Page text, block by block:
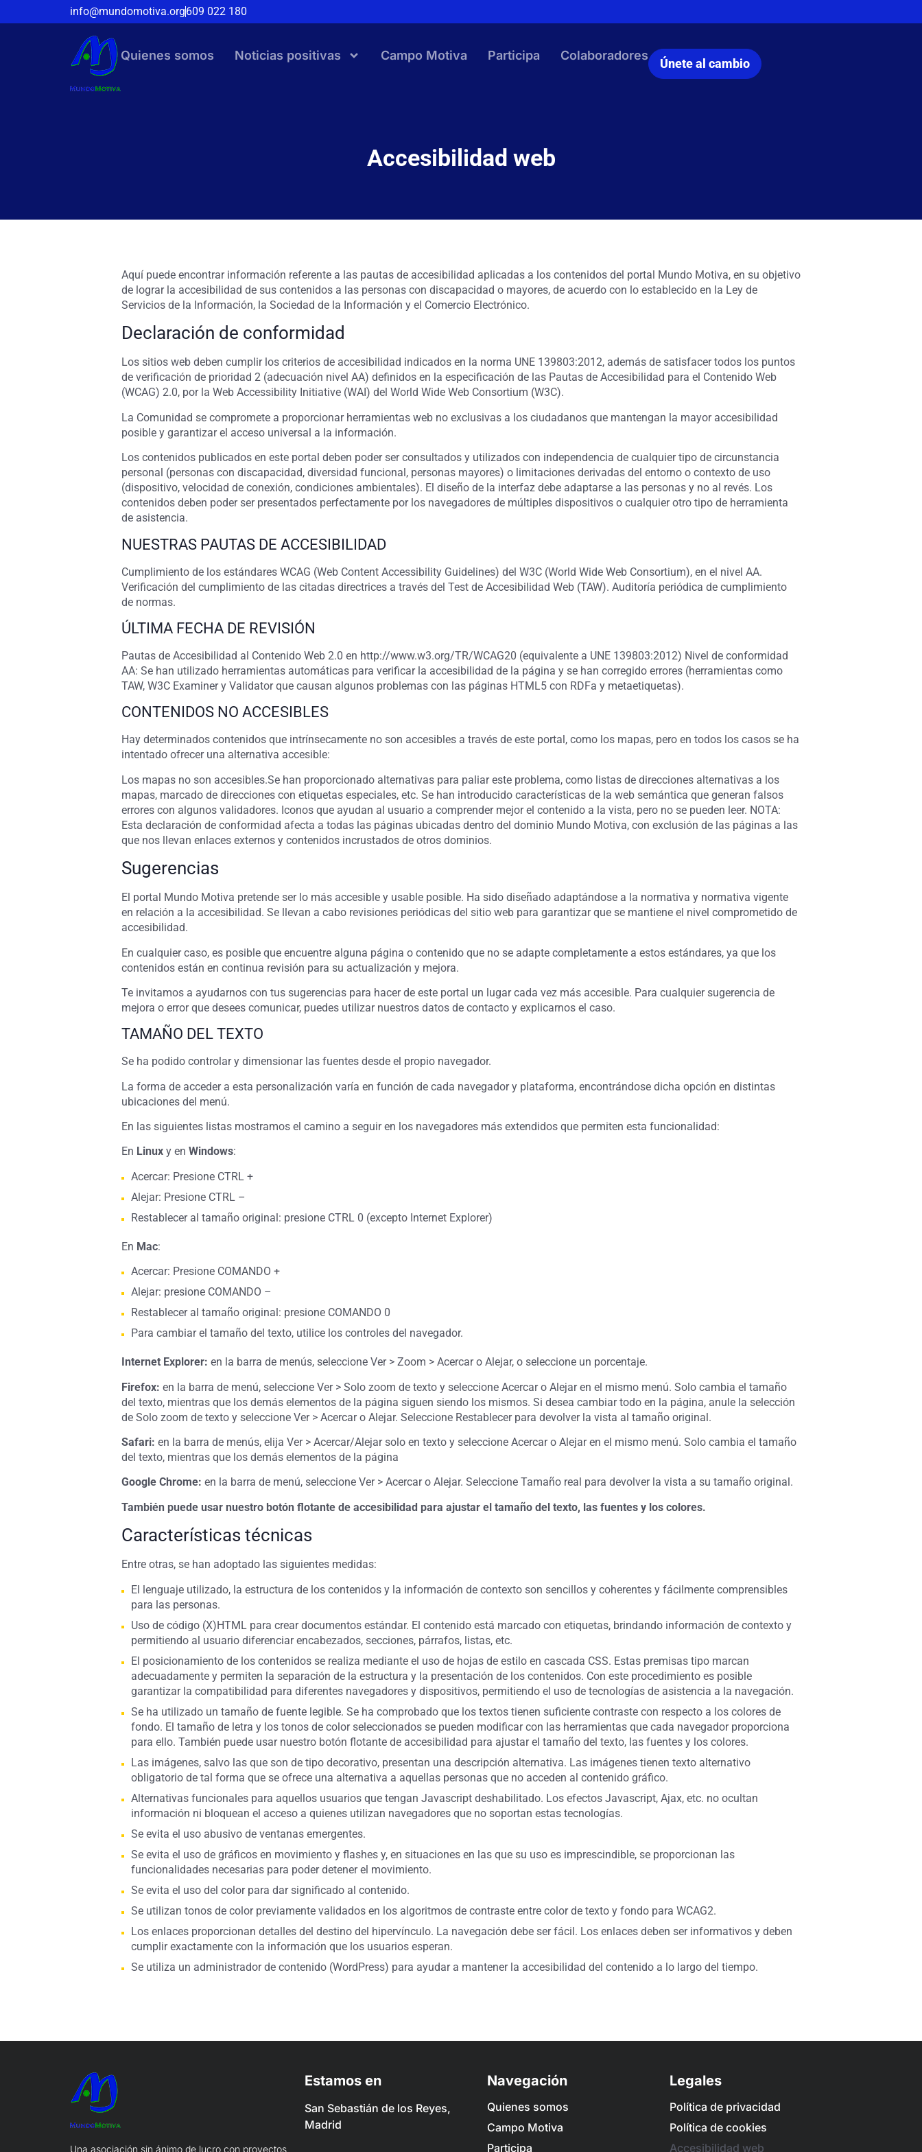
info@mundomotiva.org609 022 180
Quienes somos Noticias positivas Campo Motiva Participa Colaboradores
Únete al cambio
Accesibilidad web
Aquí puede encontrar información referente a las pautas de accesibilidad aplicadas a los contenidos del portal Mundo Motiva, en su objetivo
de lograr la accesibilidad de sus contenidos a las personas con discapacidad o mayores, de acuerdo con lo establecido en la Ley de
Servicios de la Información, la Sociedad de la Información y el Comercio Electrónico.
Declaración de conformidad
Los sitios web deben cumplir los criterios de accesibilidad indicados en la norma UNE 139803:2012, además de satisfacer todos los puntos
de verificación de prioridad 2 (adecuación nivel AA) definidos en la especificación de las Pautas de Accesibilidad para el Contenido Web
(WCAG) 2.0, por la Web Accessibility Initiative (WAI) del World Wide Web Consortium (W3C).
La Comunidad se compromete a proporcionar herramientas web no exclusivas a los ciudadanos que mantengan la mayor accesibilidad
posible y garantizar el acceso universal a la información.
Los contenidos publicados en este portal deben poder ser consultados y utilizados con independencia de cualquier tipo de circunstancia
personal (personas con discapacidad, diversidad funcional, personas mayores) o limitaciones derivadas del entorno o contexto de uso
(dispositivo, velocidad de conexión, condiciones ambientales). El diseño de la interfaz debe adaptarse a las personas y no al revés. Los
contenidos deben poder ser presentados perfectamente por los navegadores de múltiples dispositivos o cualquier otro tipo de herramienta
de asistencia.
NUESTRAS PAUTAS DE ACCESIBILIDAD
Cumplimiento de los estándares WCAG (Web Content Accessibility Guidelines) del W3C (World Wide Web Consortium), en el nivel AA.
Verificación del cumplimiento de las citadas directrices a través del Test de Accesibilidad Web (TAW). Auditoría periódica de cumplimiento
de normas.
ÚLTIMA FECHA DE REVISIÓN
Pautas de Accesibilidad al Contenido Web 2.0 en http://www.w3.org/TR/WCAG20 (equivalente a UNE 139803:2012) Nivel de conformidad
AA: Se han utilizado herramientas automáticas para verificar la accesibilidad de la página y se han corregido errores (herramientas como
TAW, W3C Examiner y Validator que causan algunos problemas con las páginas HTML5 con RDFa y metaetiquetas).
CONTENIDOS NO ACCESIBLES
Hay determinados contenidos que intrínsecamente no son accesibles a través de este portal, como los mapas, pero en todos los casos se ha
intentado ofrecer una alternativa accesible:
Los mapas no son accesibles.Se han proporcionado alternativas para paliar este problema, como listas de direcciones alternativas a los
mapas, marcado de direcciones con etiquetas especiales, etc. Se han introducido características de la web semántica que generan falsos
errores con algunos validadores. Iconos que ayudan al usuario a comprender mejor el contenido a la vista, pero no se pueden leer. NOTA:
Esta declaración de conformidad afecta a todas las páginas ubicadas dentro del dominio Mundo Motiva, con exclusión de las páginas a las
que nos llevan enlaces externos y contenidos incrustados de otros dominios.
Sugerencias
El portal Mundo Motiva pretende ser lo más accesible y usable posible. Ha sido diseñado adaptándose a la normativa y normativa vigente
en relación a la accesibilidad. Se llevan a cabo revisiones periódicas del sitio web para garantizar que se mantiene el nivel comprometido de
accesibilidad.
En cualquier caso, es posible que encuentre alguna página o contenido que no se adapte completamente a estos estándares, ya que los
contenidos están en continua revisión para su actualización y mejora.
Te invitamos a ayudarnos con tus sugerencias para hacer de este portal un lugar cada vez más accesible. Para cualquier sugerencia de
mejora o error que desees comunicar, puedes utilizar nuestros datos de contacto y explicarnos el caso.
TAMAÑO DEL TEXTO
Se ha podido controlar y dimensionar las fuentes desde el propio navegador.
La forma de acceder a esta personalización varía en función de cada navegador y plataforma, encontrándose dicha opción en distintas
ubicaciones del menú.
En las siguientes listas mostramos el camino a seguir en los navegadores más extendidos que permiten esta funcionalidad:
En Linux y en Windows:
Acercar: Presione CTRL +
Alejar: Presione CTRL –
Restablecer al tamaño original: presione CTRL 0 (excepto Internet Explorer)
En Mac:
Acercar: Presione COMANDO +
Alejar: presione COMANDO –
Restablecer al tamaño original: presione COMANDO 0
Para cambiar el tamaño del texto, utilice los controles del navegador.
Internet Explorer: en la barra de menús, seleccione Ver > Zoom > Acercar o Alejar, o seleccione un porcentaje.
Firefox: en la barra de menú, seleccione Ver > Solo zoom de texto y seleccione Acercar o Alejar en el mismo menú. Solo cambia el tamaño
del texto, mientras que los demás elementos de la página siguen siendo los mismos. Si desea cambiar todo en la página, anule la selección
de Solo zoom de texto y seleccione Ver > Acercar o Alejar. Seleccione Restablecer para devolver la vista al tamaño original.
Safari: en la barra de menús, elija Ver > Acercar/Alejar solo en texto y seleccione Acercar o Alejar en el mismo menú. Solo cambia el tamaño
del texto, mientras que los demás elementos de la página
Google Chrome: en la barra de menú, seleccione Ver > Acercar o Alejar. Seleccione Tamaño real para devolver la vista a su tamaño original.
También puede usar nuestro botón flotante de accesibilidad para ajustar el tamaño del texto, las fuentes y los colores.
Características técnicas
Entre otras, se han adoptado las siguientes medidas:
El lenguaje utilizado, la estructura de los contenidos y la información de contexto son sencillos y coherentes y fácilmente comprensibles
para las personas.
Uso de código (X)HTML para crear documentos estándar. El contenido está marcado con etiquetas, brindando información de contexto y
permitiendo al usuario diferenciar encabezados, secciones, párrafos, listas, etc.
El posicionamiento de los contenidos se realiza mediante el uso de hojas de estilo en cascada CSS. Estas premisas tipo marcan
adecuadamente y permiten la separación de la estructura y la presentación de los contenidos. Con este procedimiento es posible
garantizar la compatibilidad para diferentes navegadores y dispositivos, permitiendo el uso de tecnologías de asistencia a la navegación.
Se ha utilizado un tamaño de fuente legible. Se ha comprobado que los textos tienen suficiente contraste con respecto a los colores de
fondo. El tamaño de letra y los tonos de color seleccionados se pueden modificar con las herramientas que cada navegador proporciona
para ello. También puede usar nuestro botón flotante de accesibilidad para ajustar el tamaño del texto, las fuentes y los colores.
Las imágenes, salvo las que son de tipo decorativo, presentan una descripción alternativa. Las imágenes tienen texto alternativo
obligatorio de tal forma que se ofrece una alternativa a aquellas personas que no acceden al contenido gráfico.
Alternativas funcionales para aquellos usuarios que tengan Javascript deshabilitado. Los efectos Javascript, Ajax, etc. no ocultan
información ni bloquean el acceso a quienes utilizan navegadores que no soportan estas tecnologías.
Se evita el uso abusivo de ventanas emergentes.
Se evita el uso de gráficos en movimiento y flashes y, en situaciones en las que su uso es imprescindible, se proporcionan las
funcionalidades necesarias para poder detener el movimiento.
Se evita el uso del color para dar significado al contenido.
Se utilizan tonos de color previamente validados en los algoritmos de contraste entre color de texto y fondo para WCAG2.
Los enlaces proporcionan detalles del destino del hipervínculo. La navegación debe ser fácil. Los enlaces deben ser informativos y deben
cumplir exactamente con la información que los usuarios esperan.
Se utiliza un administrador de contenido (WordPress) para ayudar a mantener la accesibilidad del contenido a lo largo del tiempo.
Una asociación sin ánimo de lucro con proyectos
Estamos en
San Sebastián de los Reyes,
Madrid
Navegación
Quienes somos
Campo Motiva
Participa
Legales
Política de privacidad
Política de cookies
Accesibilidad web